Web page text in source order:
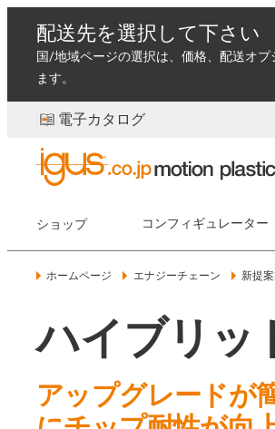
配送先を選択して下さい
国/地域ページの選択は、価格、配送オ
ます。
電子カタログ
ショップ コンフィギュレーター
ホームページ エナジーチェーン 新提
ハイブリッ
アップグレードが